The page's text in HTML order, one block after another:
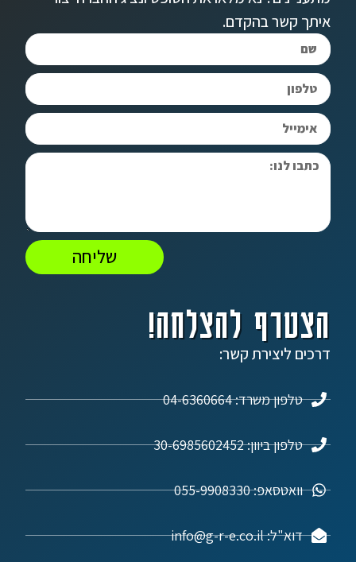
הצטרף להצלחה!
דרכים ליצירת קשר:
טלפון משרד: 04-6360664
טלפון ביוון: 30-6985602452
וואטסאפ: 055-9908330
דוא"ל: info@g-r-e.co.il
איתך קשר בהקדם.
שליחה